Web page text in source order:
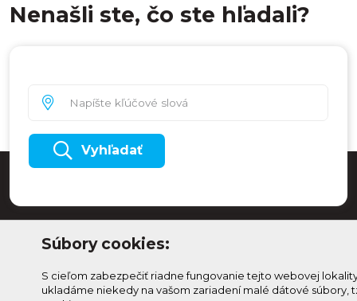
Nenašli ste, čo ste hľadali?
Vyhľadať
Súbory cookies:
S cieľom zabezpečiť riadne fungovanie tejto webovej
ukladáme niekedy na vašom zariadení malé dátové súbory,